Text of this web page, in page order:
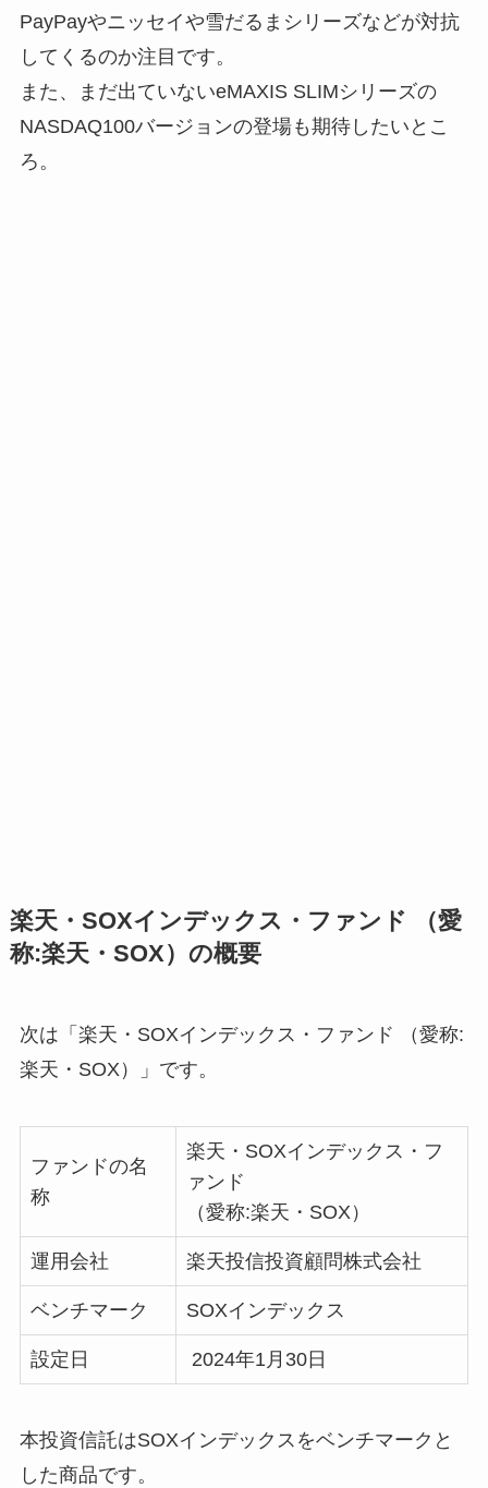
PayPayやニッセイや雪だるまシリーズなどが対抗
してくるのか注目です。
また、まだ出ていないeMAXIS SLIMシリーズの
NASDAQ100バージョンの登場も期待したいとこ
ろ。
楽天・SOXインデックス・ファンド （愛
称:楽天・SOX）の概要
次は「楽天・SOXインデックス・ファンド （愛称:
楽天・SOX）」です。
ファンドの名
称
楽天・SOXインデックス・フ
ァンド
（愛称:楽天・SOX）
運用会社 楽天投信投資顧問株式会社
ベンチマーク SOXインデックス
設定日 2024年1月30日
本投資信託はSOXインデックスをベンチマークと
した商品です。